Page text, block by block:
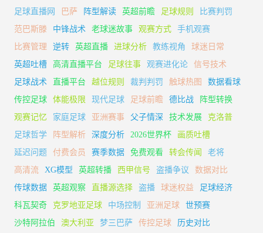
足球直播网
巴萨 阵型解读 英超前瞻 足球规则
比赛判罚
范巴斯滕
中锋战术 老球迷故事 观赛方式
手机观赛
比赛管理
逆转 英超直播 进球分析 教练视角
球迷日常
英超吐槽
高清直播平台 足球往事 观赛进化论
信号技术
足球战术
直播平台 越位规则 裁判判罚 触球热图
数据看球
传控足球
体能极限 现代足球 足球前瞻 德比战
阵型转换
观赛记忆
家庭足球 亚洲赛事 父子情深 技术发展
克洛普
足球哲学
阵型解析 深度分析 2026世界杯
画质吐槽
延迟问题
付费会员 赛季数据 免费观看 转会传闻
老将
高清流
XG模型 英超转播 西甲信号 盗播争议
数据对比
传球数据
英超观察 直播源选择 盗播 球迷权益
足球经济
科瓦契奇
克罗地亚足球 中场控制 亚洲足球
世预赛
沙特阿拉伯
澳大利亚 梦三巴萨 传控足球
历史对比